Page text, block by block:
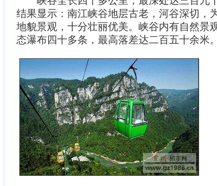
结果显示：南江峡谷地层古老，河谷深切，
地貌景观，十分壮丽优美。峡谷内有自然景
态瀑布四十多条，最高落差达二百五十余米